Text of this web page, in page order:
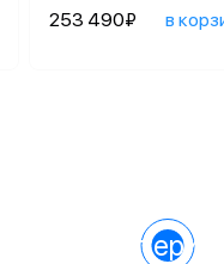
253 490₽
в